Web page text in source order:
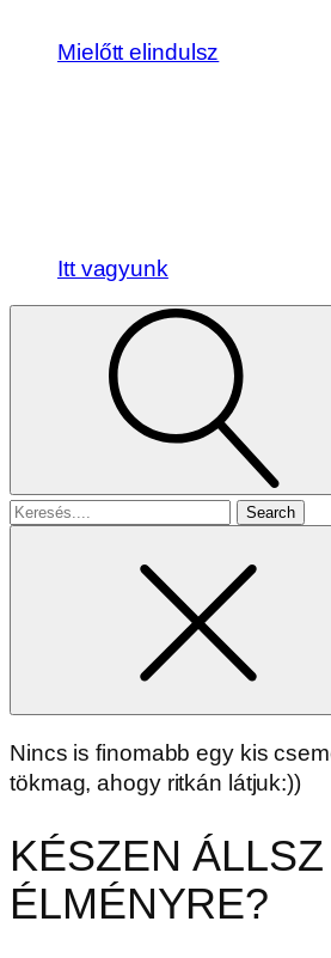
Mielőtt elindulsz
Itt vagyunk
Search
Nincs is finomabb egy kis
tökmag, ahogy ritkán látjuk:))
KÉSZEN
ÉLMÉNYRE?